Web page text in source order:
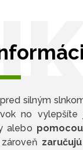
silným
no
alebo